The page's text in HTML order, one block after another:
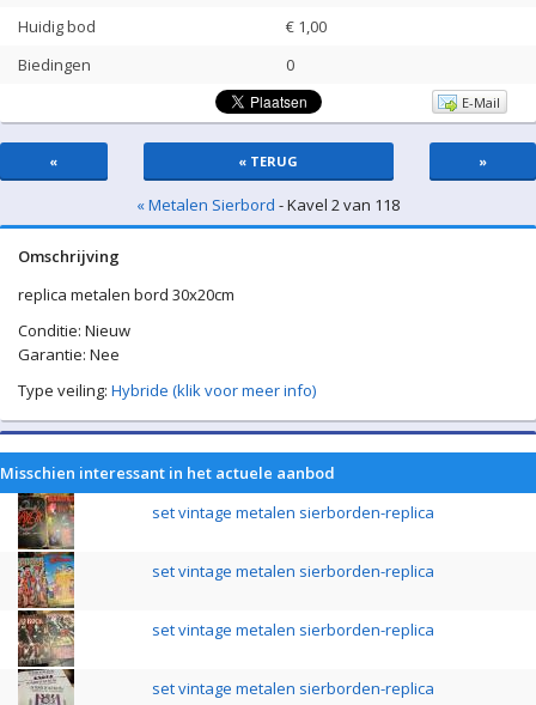
Huidig bod
€ 1,00
Biedingen
0
E-Mail
« « TERUG »
« Metalen Sierbord - Kavel 2 van 118
Omschrijving
replica metalen bord 30x20cm
Conditie: Nieuw
Garantie: Nee
Type veiling: Hybride (klik voor meer info)
Misschien interessant in het actuele aanbod
set vintage metalen sierborden-replica
set vintage metalen sierborden-replica
set vintage metalen sierborden-replica
set vintage metalen sierborden-replica